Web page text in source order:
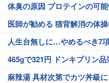
体臭の原因 プロテインの可
医師が勧める 猫背解消の体
人生台無しに…やめるべき7
465gで321円 ドンキプリン品
麻辣湯 具材次第でカツ丼級に